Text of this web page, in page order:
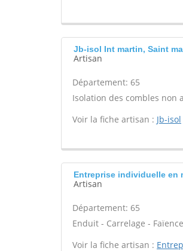
Jb-isol Int martin, Saint
Artisan
Département: 65
Isolation des combles non
Voir la fiche artisan : Jb-isol
Entreprise individuelle en
Artisan
Département: 65
Enduit - Carrelage -
Voir la fiche artisan :